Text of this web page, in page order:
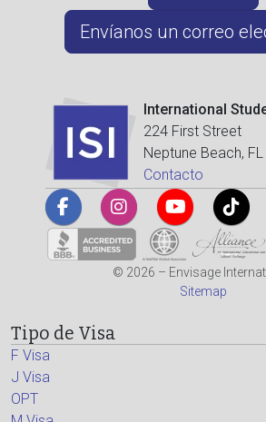
Envíanos un correo
International
224 First Street
Neptune Beach,
Contacto
© 2026 – Envisage
Sitemap
Tipo de Visa
F Visa
J Visa
OPT